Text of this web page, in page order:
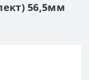
56,5мм